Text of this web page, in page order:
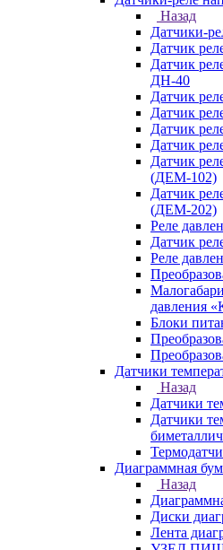
Назад
Датчики-
Датчик
Датчик
ДН-40
Датчик
Датчик
Датчик
Датчик
Датчик
(ДЕМ-102)
Датчик
(ДЕМ-202)
Реле
Датчик
Реле
давления
Блоки
Датчики
Назад
Датчики
Датчики
Диаграммная
Назад
Диски
Лента